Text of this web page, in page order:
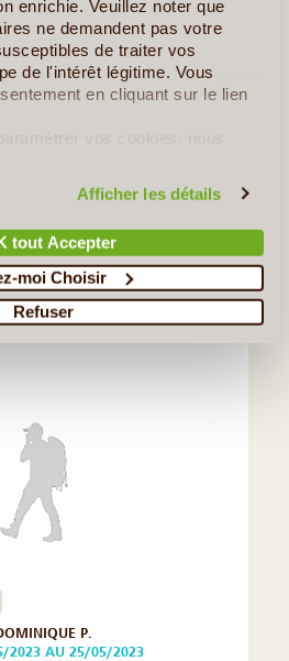
enrichie. Veuillez noter que
ne demandent pas votre
de traiter vos
de l'intérêt légitime. Vous
en cliquant sur le lien
vos cookies, nous
Afficher les détails
tout Accepter
moi Choisir
Refuser
L.
2023 AU 04/06/2023
, tout était parfait. Premier arrêt à
la suite ≻
P.
2023 AU 25/05/2023